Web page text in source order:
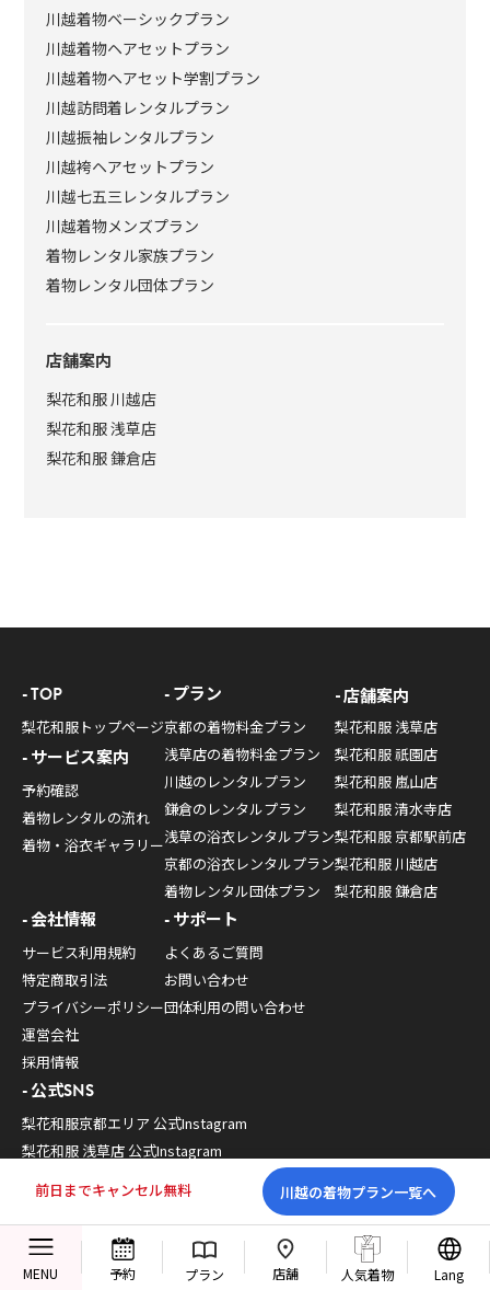
MENU 予約 プラン 店舗 人気着物 Lang
川越着物ベーシックプラン
川越着物ヘアセットプラン
川越着物ヘアセット学割プラン
川越訪問着レンタルプラン
川越振袖レンタルプラン
川越袴ヘアセットプラン
川越七五三レンタルプラン
川越着物メンズプラン
着物レンタル家族プラン
着物レンタル団体プラン
店舗案内
梨花和服 川越店
梨花和服 浅草店
梨花和服 鎌倉店
前日までキャンセル無料 川越の着物プラン一覧へ
TOP
梨花和服トップページ
サービス案内
予約確認
着物レンタルの流れ
着物・浴衣ギャラリー
プラン
京都の着物料金プラン
浅草店の着物料金プラン
川越のレンタルプラン
鎌倉のレンタルプラン
浅草の浴衣レンタルプラン
京都の浴衣レンタルプラン
着物レンタル団体プラン
店舗案内
梨花和服 浅草店
梨花和服 祇園店
梨花和服 嵐山店
梨花和服 清水寺店
梨花和服 京都駅前店
梨花和服 川越店
梨花和服 鎌倉店
会社情報
サービス利用規約
特定商取引法
プライバシーポリシー
運営会社
採用情報
サポート
よくあるご質問
お問い合わせ
団体利用の問い合わせ
公式SNS
梨花和服京都エリア 公式Instagram
梨花和服 浅草店 公式Instagram
梨花和服 鎌倉店 公式Instagram
梨花和服 公式TikTok
梨花和服 公式Youtube